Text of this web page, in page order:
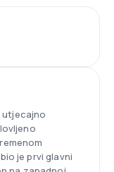
utjecajno
je prvi glavni